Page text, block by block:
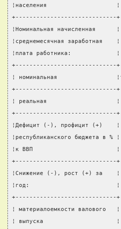
¦населения
+-----------------------------
¦Номинальная
¦среднемесячная
¦плата работника:
+-----------------------------
¦ номинальная
+-----------------------------
¦ реальная
+-----------------------------
¦Дефицит (-), профицит
¦республиканского
¦к ВВП
+-----------------------------
¦Снижение (-), рост (+)
¦год:
+-----------------------------
¦ материалоемкости
¦ выпуска